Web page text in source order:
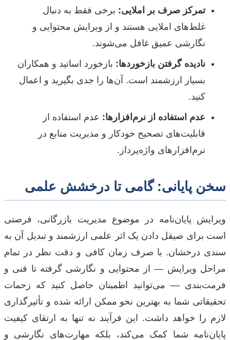
تمرکز صرف بر املایی: برخی فقط به دنبال
غلط‌های املایی هستند و از ویرایش محتوایی و
نگارشی عمیق غافل می‌شوند.
نادیده گرفتن بازخوردها: بازخورد اساتید و همکاران
بسیار ارزشمند است. آن‌ها را جدی بگیرید و اعمال
کنید.
عدم استفاده از نرم‌افزارها: عدم استفاده از
قابلیت‌های تصحیح خودکار و مدیریت منابع در
نرم‌افزارهای واژه‌پرداز.
سخن پایانی: گامی تا درخشش علمی
ویرایش پایان‌نامه در موضوع مدیریت بازرگانی، فرصتی
است برای صیقل دادن یک اثر علمی ارزشمند و تبدیل آن به
سندی درخشان. با صرف زمان کافی و دقت نظر در تمام
مراحل ویرایش — از محتوایی و نگارشی گرفته تا فنی و
فرمت‌بندی — می‌توانید اطمینان حاصل کنید که زحمات
تحقیقاتی شما به بهترین نحو ممکن ارائه شده و تأثیرگذاری
لازم را خواهد داشت. این فرآیند نه تنها به ارتقای کیفیت
پایان‌نامه شما کمک می‌کند، بلکه مهارت‌های نگارشی و